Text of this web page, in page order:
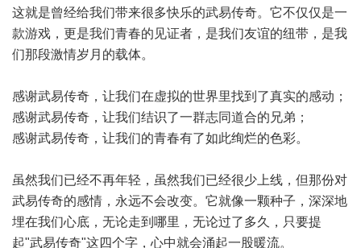
这就是曾经给我们带来很多快乐的武易传奇。它不仅仅是一
款游戏，更是我们青春的见证者，是我们友谊的纽带，是我
们那段激情岁月的载体。
感谢武易传奇，让我们在虚拟的世界里找到了真实的感动；
感谢武易传奇，让我们结识了一群志同道合的兄弟；
感谢武易传奇，让我们的青春有了如此绚烂的色彩。
虽然我们已经不再年轻，虽然我们已经很少上线，但那份对
武易传奇的感情，永远不会改变。它就像一颗种子，深深地
埋在我们心底，无论走到哪里，无论过了多久，只要提
起"武易传奇"这四个字，心中就会涌起一股暖流。